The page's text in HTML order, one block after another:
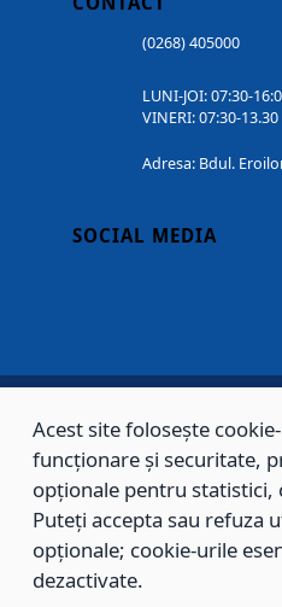
(0268) 405000
LUNI-JOI: 07:30-
VINERI: 07:30-13.30
Adresa: Bdul.
SOCIAL MEDIA
Copyright © 2002 - 2026 - PRIMĂRIA
rezervate.
Sitemap
Acest site folosește
funcționare și securitate,
opționale pentru
Puteți accepta sau refuza
opționale; cookie-urile
dezactivate.